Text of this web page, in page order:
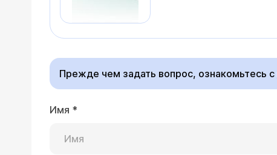
Прежде чем задать вопрос, ознакомьтесь с
Имя *